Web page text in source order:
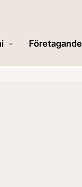
Företagande